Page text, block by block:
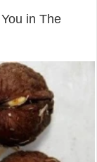
in The